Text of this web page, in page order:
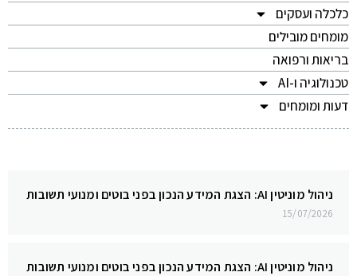
כלכלה ועסקים
מומחים מובילים
בריאות ורפואה
טכנולוגיה ו-AI
דעות ומומחים
ניהול מוניטין AI: הצגת המידע הנכון בפני בוטים ומנועי תשובות
15/07/2026
ניהול מוניטין AI: הצגת המידע הנכון בפני בוטים ומנועי תשובות